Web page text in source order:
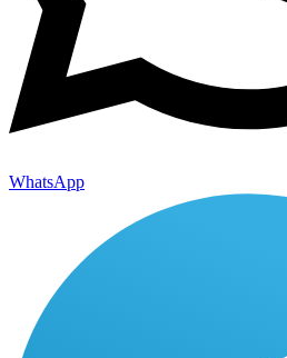
WhatsApp